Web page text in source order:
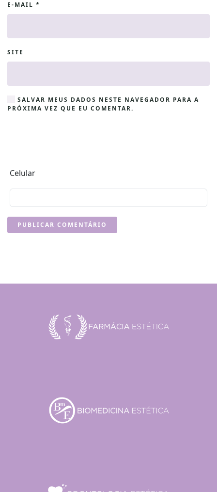
E-MAIL *
SITE
SALVAR MEUS DADOS NESTE NAVEGADOR PARA A
PRÓXIMA VEZ QUE EU COMENTAR.
Celular
PUBLICAR COMENTÁRIO